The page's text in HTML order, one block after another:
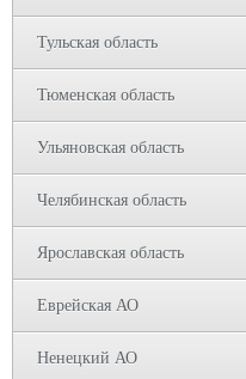
Тульская область
Тюменская область
Ульяновская область
Челябинская область
Ярославская область
Еврейская АО
Ненецкий АО